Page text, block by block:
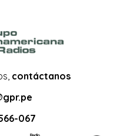
contáctanos
067